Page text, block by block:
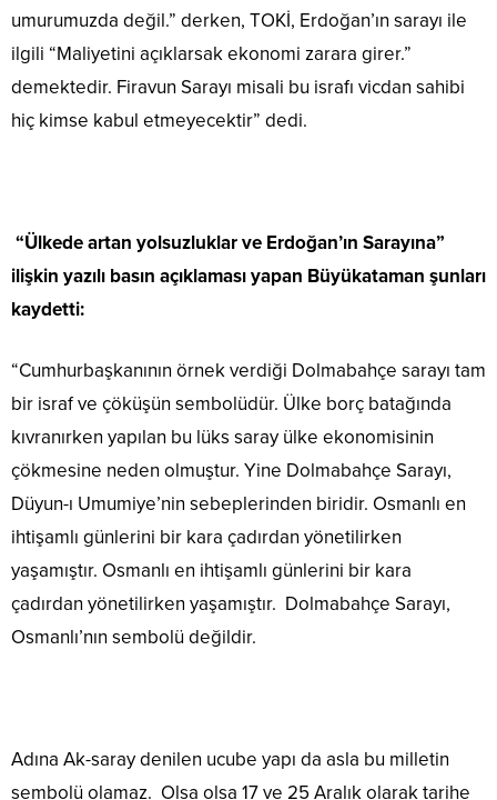
umurumuzda değil.” derken, TOKİ, Erdoğan’ın sarayı ile
ilgili “Maliyetini açıklarsak ekonomi zarara girer.”
demektedir. Firavun Sarayı misali bu israfı vicdan sahibi
hiç kimse kabul etmeyecektir” dedi.
“Ülkede artan yolsuzluklar ve Erdoğan’ın Sarayına”
ilişkin yazılı basın açıklaması yapan Büyükataman şunları
kaydetti:
“Cumhurbaşkanının örnek verdiği Dolmabahçe sarayı tam
bir israf ve çöküşün sembolüdür. Ülke borç batağında
kıvranırken yapılan bu lüks saray ülke ekonomisinin
çökmesine neden olmuştur. Yine Dolmabahçe Sarayı,
Düyun-ı Umumiye’nin sebeplerinden biridir. Osmanlı en
ihtişamlı günlerini bir kara çadırdan yönetilirken
yaşamıştır. Osmanlı en ihtişamlı günlerini bir kara
çadırdan yönetilirken yaşamıştır. Dolmabahçe Sarayı,
Osmanlı’nın sembolü değildir.
Adına Ak-saray denilen ucube yapı da asla bu milletin
sembolü olamaz. Olsa olsa 17 ve 25 Aralık olarak tarihe